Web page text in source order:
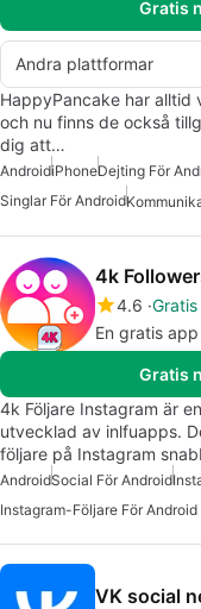
Gratis
Andra plattformar
HappyPancake har alltid
och nu finns de också
dig att…
AndroidiPhoneDejting För
Singlar För Android
4k
4.6 Gratis
En gratis
Gratis
4k Följare Instagram är
utvecklad av inlfuapps.
följare på Instagram
AndroidSocial För Android
Instagram-Följare För Android
VK social